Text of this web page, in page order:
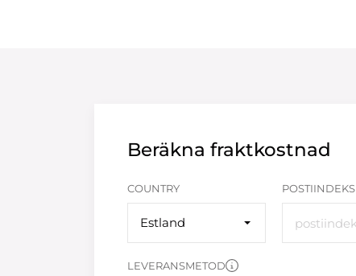
Beräkna fraktkostnad
COUNTRY
Estland
POSTIINDEKS
LEVERANSMETOD